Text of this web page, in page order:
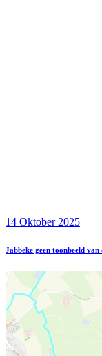
14 Oktober 2025
Jabbeke geen toonbeeld